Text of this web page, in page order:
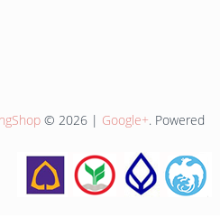
© 2026 | Google+. Powered